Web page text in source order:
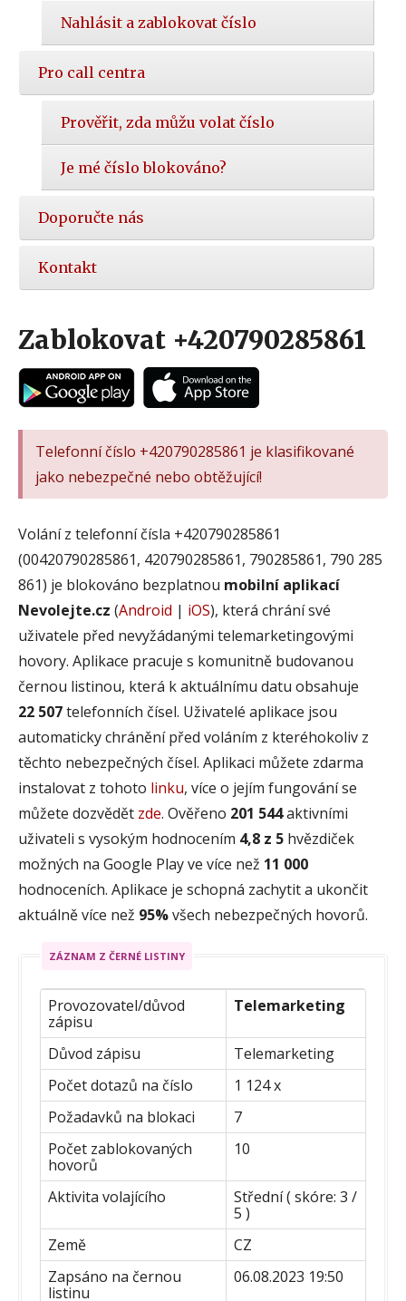
Nahlásit a zablokovat číslo
Pro call centra
Prověřit, zda můžu volat číslo
Je mé číslo blokováno?
Doporučte nás
Kontakt
Zablokovat +420790285861
Telefonní číslo +420790285861 je klasifikované
jako nebezpečné nebo obtěžující!
Volání z telefonní čísla +420790285861
(00420790285861, 420790285861, 790285861, 790 285
861) je blokováno bezplatnou mobilní aplikací
Nevolejte.cz (Android | iOS), která chrání své
uživatele před nevyžádanými telemarketingovými
hovory. Aplikace pracuje s komunitně budovanou
černou listinou, která k aktuálnímu datu obsahuje
22 507telefonních čísel. Uživatelé aplikace jsou
automaticky chránění před voláním z kteréhokoliv z
těchto nebezpečných čísel. Aplikaci můžete zdarma
instalovat z tohoto linku, více o jejím fungování se
můžete dozvědět zde. Ověřeno 201 544aktivními
uživateli s vysokým hodnocením 4,8 z 5 hvězdiček
možných na Google Play ve více než 11 000
hodnoceních. Aplikace je schopná zachytit a ukončit
aktuálně více než 95%všech nebezpečných hovorů.
ZÁZNAM Z ČERNÉ LISTINY
Provozovatel/důvod
zápisu
Telemarketing
Důvod zápisu
Telemarketing
Počet dotazů na číslo
1 124 x
Požadavků na blokaci
7
Počet zablokovaných
hovorů
10
Aktivita volajícího
Střední ( skóre: 3 /
5 )
Země
CZ
Zapsáno na černou
listinu
06.08.2023 19:50